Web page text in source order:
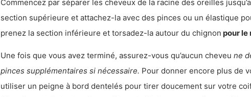
Commencez par séparer les cheveux de la racine des oreilles
section supérieure et attachez-la avec des pinces ou un élastique
prenez la section inférieure et torsadez-la autour du chignon pour le
Une fois que vous avez terminé, assurez-vous qu’aucun cheveu ne
pinces supplémentaires si nécessaire. Pour donner encore plus de
utiliser un peigne à bord dentelés pour tirer doucement sur votre